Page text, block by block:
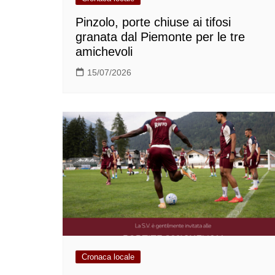
Pinzolo, porte chiuse ai tifosi
granata dal Piemonte per le tre
amichevoli
15/07/2026
Cronaca locale